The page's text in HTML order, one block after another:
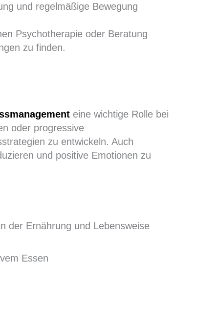
und regelmäßige Bewegung
Psychotherapie oder Beratung
zu finden.
eine wichtige Rolle bei
oder progressive
zu entwickeln. Auch
und positive Emotionen zu
der Ernährung und Lebensweise
Essen